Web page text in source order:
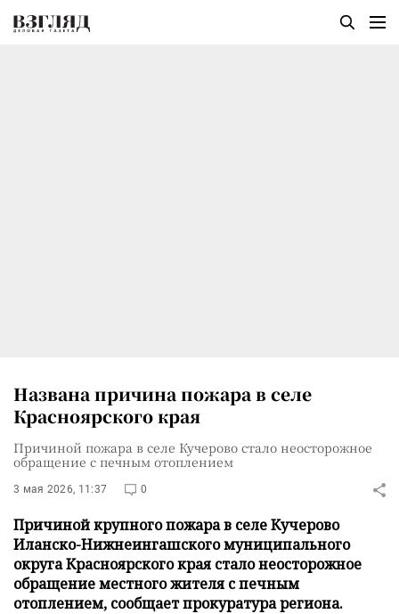
Названа причина пожара в селе
Красноярского края
Причиной пожара в селе Кучерово стало неосторожное
обращение с печным отоплением
3 мая 2026, 11:37 0
Причиной крупного пожара в селе Кучерово
Иланско-Нижнеингашского муниципального
округа Красноярского края стало неосторожное
обращение местного жителя с печным
отоплением, сообщает прокуратура региона.